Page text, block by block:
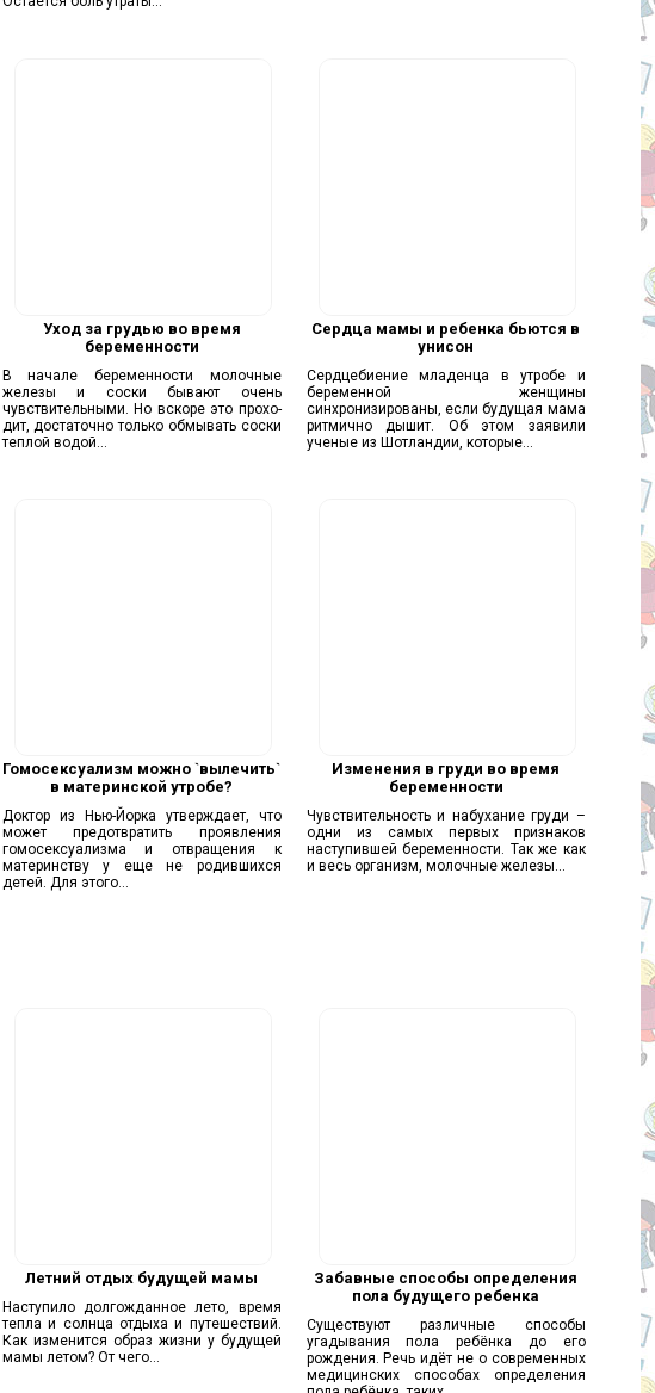
Уход за грудью во время
беременности
В начале беременности молочные
железы и соски бывают очень
чувствительными. Но вскоре это прохо­
дит, достаточно только обмывать соски
теплой водой...
Сердца мамы и ребенка бьются в
унисон
Сердцебиение младенца в утробе и
беременной женщины
синхронизированы, если будущая мама
ритмично дышит. Об этом заявили
ученые из Шотландии, которые...
Гомосексуализм можно `вылечить`
в материнской утробе?
Доктор из Нью-Йорка утверждает, что
может предотвратить проявления
гомосексуализма и отвращения к
материнству у еще не родившихся
детей. Для этого...
Изменения в груди во время
беременности
Чувствительность и набухание груди –
одни из самых первых признаков
наступившей беременности. Так же как
и весь организм, молочные железы...
Летний отдых будущей мамы
Наступило долгожданное лето, время
тепла и солнца отдыха и путешествий.
Как изменится образ жизни у будущей
мамы летом? От чего...
Забавные способы определения
пола будущего ребенка
Существуют различные способы
угадывания пола ребёнка до его
рождения. Речь идёт не о современных
медицинских способах определения